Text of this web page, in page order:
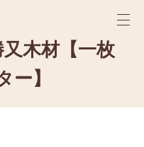
木材【一枚
ー】